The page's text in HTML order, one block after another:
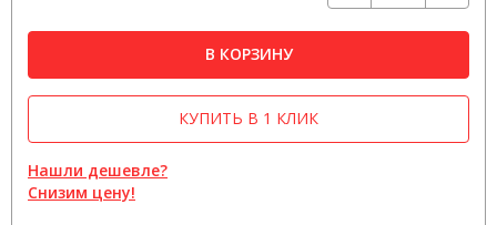
В КОРЗИНУ
Нашли дешевле?
Снизим цену!
КУПИТЬ В 1 КЛИК